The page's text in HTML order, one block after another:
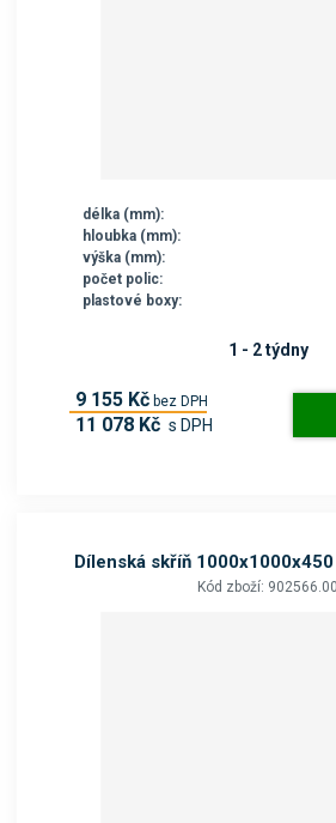
délka (mm):
hloubka (mm):
výška (mm):
počet polic:
plastové boxy:
1 - 2 týdny
9 155 Kč bez DPH
11 078 Kč s DPH
Dílenská skříň
Kód zboží: 902566.00